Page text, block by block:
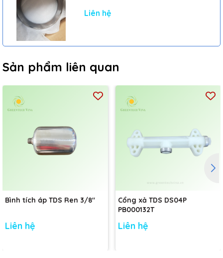
Liên hệ
Sản phẩm liên quan
Bình tích áp TDS Ren 3/8"
Liên hệ
Cổng xả TDS DS04P
PB000132T
Liên hệ